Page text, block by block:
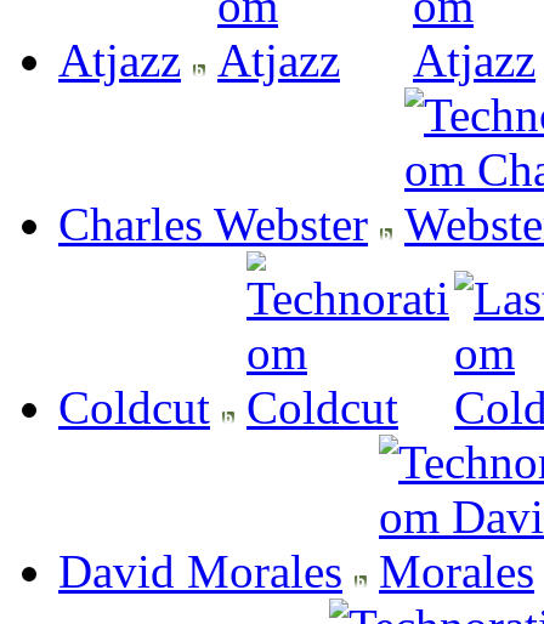
Atjazz
Charles Webster
Coldcut
David Morales